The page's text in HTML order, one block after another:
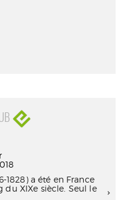
1828) a été en France
XIXe siècle. Seul le